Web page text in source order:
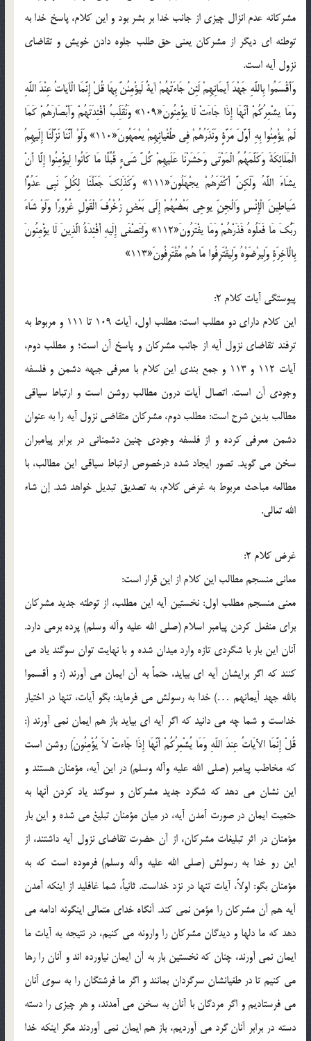
مشرکانه عدم انزال چيزي از جانب خدا بر بشر بود و اين کلام، پاسخ خدا به
توطئه اي ديگر از مشرکان يعني حق طلب جلوه دادن خويش و تقاضاي
نزول آيه است.
وَأَقْسَمُوا بِاللَّهِ جَهْدَ أَيمَانِهِمْ لَئِنْ جَاءَتْهُمْ آيةٌ لَيؤْمِنُنَّ بِهَا قُلْ إِنَّمَا الْآياتُ عِنْدَ اللَّهِ
وَمَا يشْعِرُكُمْ أَنَّهَا إِذَا جَاءَتْ لَا يؤْمِنُونَ«109» وَنُقَلِّبُ أَفْئِدَتَهُمْ وَأَبْصَارَهُمْ كَمَا
لَمْ يؤْمِنُوا بِهِ أَوَّلَ مَرَّةٍ وَنَذَرُهُمْ فِي طُغْيانِهِمْ يعْمَهُونَ«110» وَلَوْ أَنَّنَا نَزَّلْنَا إِلَيهِمُ
الْمَلَائِكَةَ وَكَلَّمَهُمُ الْمَوْتَى وَحَشَرْنَا عَلَيهِمْ كُلَّ شَيءٍ قُبُلًا مَا كَانُوا لِيؤْمِنُوا إِلَّا أَنْ
يشَاءَ اللَّهُ وَلَكِنَّ أَكْثَرَهُمْ يجْهَلُونَ«111» وَكَذَلِكَ جَعَلْنَا لِكُلِّ نَبِي عَدُوًّا
شَياطِينَ الْإِنْسِ وَالْجِنِّ يوحِي بَعْضُهُمْ إِلَى بَعْضٍ زُخْرُفَ الْقَوْلِ غُرُورًا وَلَوْ شَاءَ
رَبُّكَ مَا فَعَلُوهُ فَذَرْهُمْ وَمَا يفْتَرُونَ«112» وَلِتَصْغَى إِلَيهِ أَفْئِدَةُ الَّذِينَ لَا يؤْمِنُونَ
بِالْآخِرَةِ وَلِيرْضَوْهُ وَلِيقْتَرِفُوا مَا هُمْ مُقْتَرِفُونَ«113»
پيوستگي آيات کلام 2:
اين کلام داراي دو مطلب است: مطلب اول، آيات 109 تا 111 و مربوط به
ترفند تقاضاي نزول آيه از جانب مشرکان و پاسخ آن است؛ و مطلب دوم،
آيات 112 و 113 و جمع بندي اين کلام با معرفي جبهه دشمن و فلسفه
وجودي آن است. اتصال آيات درون مطالب روشن است و ارتباط سياقي
مطالب بدين شرح است: مطلب دوم، مشرکان متقاضي نزول آيه را به عنوان
دشمن معرفي کرده و از فلسفه وجودي چنين دشمناني در برابر پيامبران
سخن مي گويد. تصور ايجاد شده درخصوص ارتباط سياقي اين مطالب، با
مطالعه مباحث مربوط به غرض کلام، به تصديق تبديل خواهد شد. إن شاء
الله تعالي.
غرض کلام 2:
معاني منسجم مطالب اين کلام از اين قرار است:
معني منسجم مطلب اول: نخستين آيه اين مطلب، از توطئه جديد مشرکان
براي منفعل کردن پيامبر اسلام (صلي الله عليه وآله وسلم) پرده برمي دارد.
آنان اين بار با شگردي تازه وارد ميدان شده و با نهايت توان سوگند ياد مي
کنند که اگر برايشان آيه اي بيايد، حتماً به آن ايمان مي آورند (: و أقسموا
بالله جهد أيمانهم …) خدا به رسولش مي فرمايد: بگو آيات، تنها در اختيار
خداست و شما چه مي دانيد که اگر آيه اي بيايد باز هم ايمان نمي آورند (:
قُلْ إِنَّمَا الآيَاتُ عِندَ اللّهِ وَمَا يُشْعِرُكُمْ أَنَّهَا إِذَا جَاءتْ لاَ يُؤْمِنُونَ) روشن است
که مخاطب پيامبر (صلي الله عليه وآله وسلم) در اين آيه، مؤمنان هستند و
اين نشان مي دهد که شگرد جديد مشرکان و سوگند ياد کردن آنها به
حتميت ايمان در صورت آمدن آيه، در ميان مؤمنان تبليغ مي شده و اين بار
مؤمنان در اثر تبليغات مشرکان، از آن حضرت تقاضاي نزول آيه داشتند، از
اين رو خدا به رسولش (صلي الله عليه وآله وسلم) فرموده است که به
مؤمنان بگو: اولاً، آيات تنها در نزد خداست. ثانياً، شما غافليد از اينکه آمدن
آيه هم آن مشرکان را مؤمن نمي کند. آنگاه خداي متعالي اينگونه ادامه مي
دهد که ما دلها و ديدگان مشرکان را وارونه مي کنيم، در نتيجه به آيات ما
ايمان نمي آورند، چنان که نخستين بار به آن ايمان نياورده اند و آنان را رها
مي کنيم تا در طغيانشان سرگردان بمانند و اگر ما فرشتگان را به سوي آنان
مي فرستاديم و اگر مردگان با آنان به سخن مي آمدند، و هر چيزي را دسته
دسته در برابر آنان گرد مي آورديم، باز هم ايمان نمي آوردند مگر اينکه خدا